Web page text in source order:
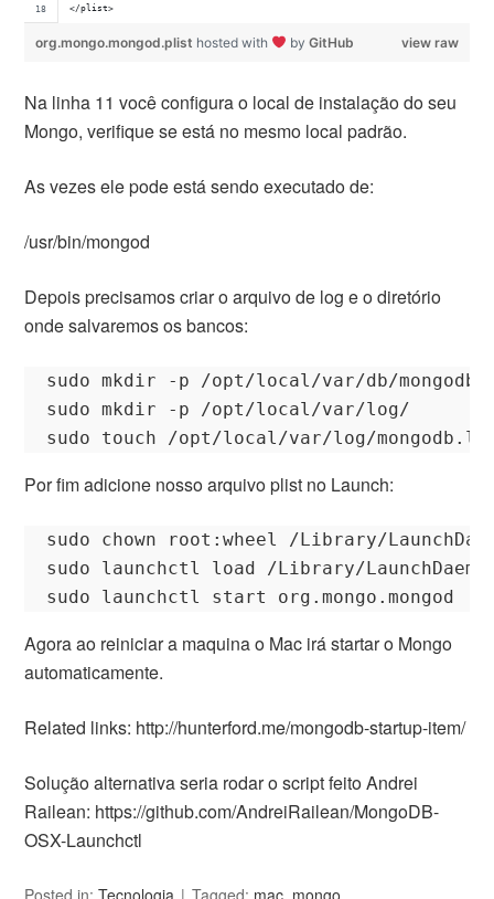
</plist>
view raw
org.mongo.mongod.plist hosted with byGitHub
Na linha 11 você configura o local de instalação do seu
Mongo, verifique se está no mesmo local padrão.
As vezes ele pode está sendo executado de:
/usr/bin/mongod
Depois precisamos criar o arquivo de log e o diretório
onde salvaremos os bancos:
sudo mkdir -p /opt/local/var/db/mongodb
sudo mkdir -p /opt/local/var/log/
Por fim adicione nosso arquivo plist no Launch:
sudo chown root:wheel /Library/
sudo launchctl load /Library/
Agora ao reiniciar a maquina o Mac irá startar o Mongo
automaticamente.
Related links: http://hunterford.me/mongodb-startup-item/
Solução alternativa seria rodar o script feito Andrei
Railean: https://github.com/AndreiRailean/MongoDB-
OSX-Launchctl